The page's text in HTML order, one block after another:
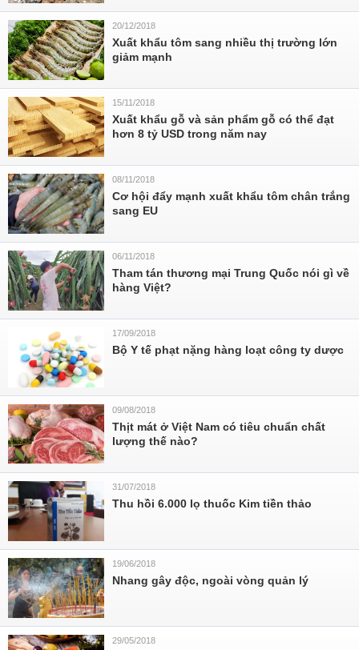
20/12/2018
Xuất khẩu tôm sang nhiều thị trường lớn
giảm mạnh
15/11/2018
Xuất khẩu gỗ và sản phẩm gỗ có thể đạt
hơn 8 tỷ USD trong năm nay
08/11/2018
Cơ hội đẩy mạnh xuất khẩu tôm chân trắng
sang EU
06/11/2018
Tham tán thương mại Trung Quốc nói gì về
hàng Việt?
17/09/2018
Bộ Y tế phạt nặng hàng loạt công ty dược
09/08/2018
Thịt mát ở Việt Nam có tiêu chuẩn chất
lượng thế nào?
31/07/2018
Thu hồi 6.000 lọ thuốc Kim tiền thảo
19/06/2018
Nhang gây độc, ngoài vòng quản lý
29/05/2018